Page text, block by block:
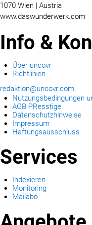
1070 Wien | Austria
www.daswunderwerk.com
Info &
Über uncovr
Richtlinien
redaktion@uncovr.com
Nutzungsbedingungen
AGB PResstige
Datenschutzhinweise
Impressum
Haftungsausschluss
Services
Indexieren
Monitoring
Mailabo